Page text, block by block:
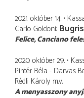
2021. október 14.
Carlo Goldoni
Felice Canciano
2020. október 29.
Pintér Béla - Darvas
Rédli Károly m.v.
A menyasszony